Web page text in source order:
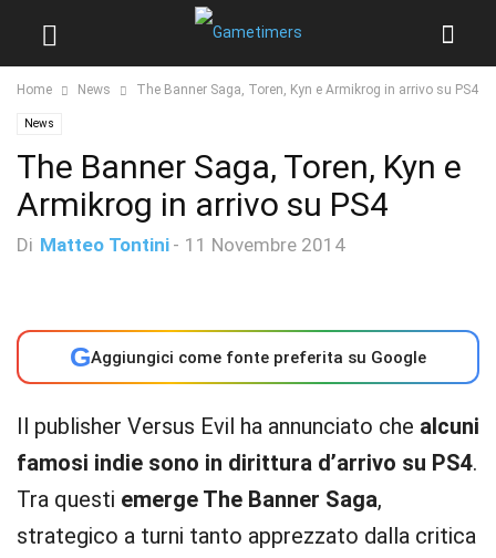
Home News The Banner Saga, Toren, Kyn e Armikrog in arrivo su PS4
News
The Banner Saga, Toren, Kyn e
Armikrog in arrivo su PS4
Di Matteo Tontini - 11 Novembre 2014
GAggiungici come fonte preferita su Google
Il publisher Versus Evil ha annunciato che alcuni
famosi indie sono in dirittura d’arrivo su PS4.
Tra questi emerge The Banner Saga,
strategico a turni tanto apprezzato dalla critica